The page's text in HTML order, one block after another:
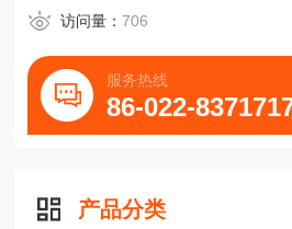
访问量：706
服务热线
86-022-
产品分类